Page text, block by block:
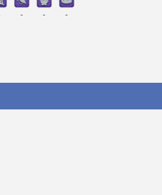
- - -